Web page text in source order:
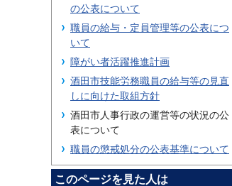
の公表について
職員の給与・定員管理等の公表につ
いて
障がい者活躍推進計画
酒田市技能労務職員の給与等の見直
しに向けた取組方針
酒田市人事行政の運営等の状況の公
表について
職員の懲戒処分の公表基準について
このページを見た人は